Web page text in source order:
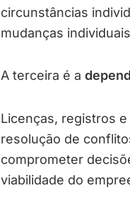
circunstâncias
mudanças
A terceira é a
Licenças, registros
resolução de
comprometer
viabilidade do